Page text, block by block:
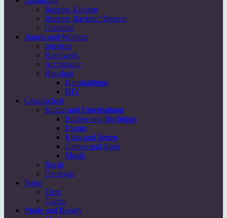
Rezepte Kochen
Rezepte Backen / Dessert
Getränke
Bauen und Wohnen
Interieur
Handwerk
Architektur
Haushalt
Haushalttipps
DIY
Gesellschaft
Kultur und Unterhaltung
Bücher und Buchtipps
Events
Kino und Serien
Games und Apps
Musik
Recht
Ökologie
Natur
Tiere
Garten
Mode und Beauty